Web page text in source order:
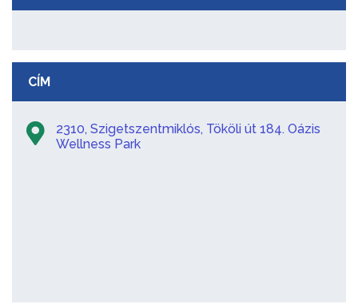
CÍM
2310, Szigetszentmiklós, Tököli út 184. Oázis
Wellness Park